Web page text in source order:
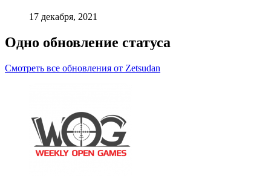
17 декабря, 2021
Одно обновление статуса
Смотреть все обновления от Zetsudan